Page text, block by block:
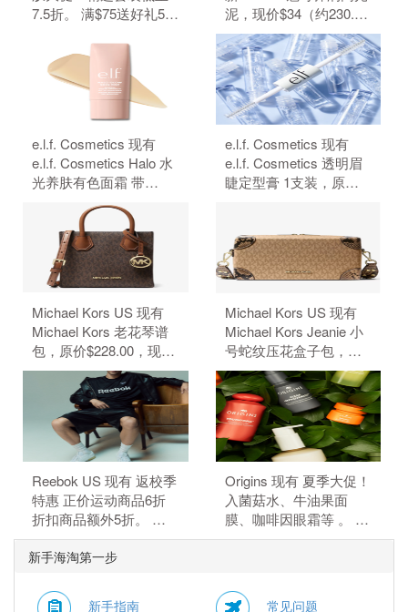
7.5折。 满$75送好礼5
件。 无需使用优惠码。
泥，现价$34（约230.29
元）。 无需使用优惠
码。
e.l.f. Cosmetics 现有
e.l.f. Cosmetics Halo 水
光养肤有色面霜 带
SPF50 防晒，原价
$18，现特价$14（约
94.83元）。 无需使用优
惠码。
e.l.f. Cosmetics 现有
e.l.f. Cosmetics 透明眉
睫定型膏 1支装，原价
码。
Michael Kors US 现有
Michael Kors 老花琴谱
包，原价$228.00，现特
价$50.15（约339.68
元）。 额外8.5折，需要
使用优惠码：
EXTRA15。
Michael Kors US 现有
Michael Kors Jeanie 小
号蛇纹压花盒子包，原
价$428，现特价
$84.99（约575.66
元）。 额外8.5折，需要
使用优惠码：
EXTRA15。
Reebok US 现有 返校季
特惠 正价运动商品6折
折扣商品额外5折。 正
价商品6折，折扣商品额
外5折，需要使用优惠
Origins 现有 夏季大促！
入菌菇水、牛油果面
膜、咖啡因眼霜等 。 订
单满$115赠5件礼，需要
新手海淘第一步
新手指南 常见问题